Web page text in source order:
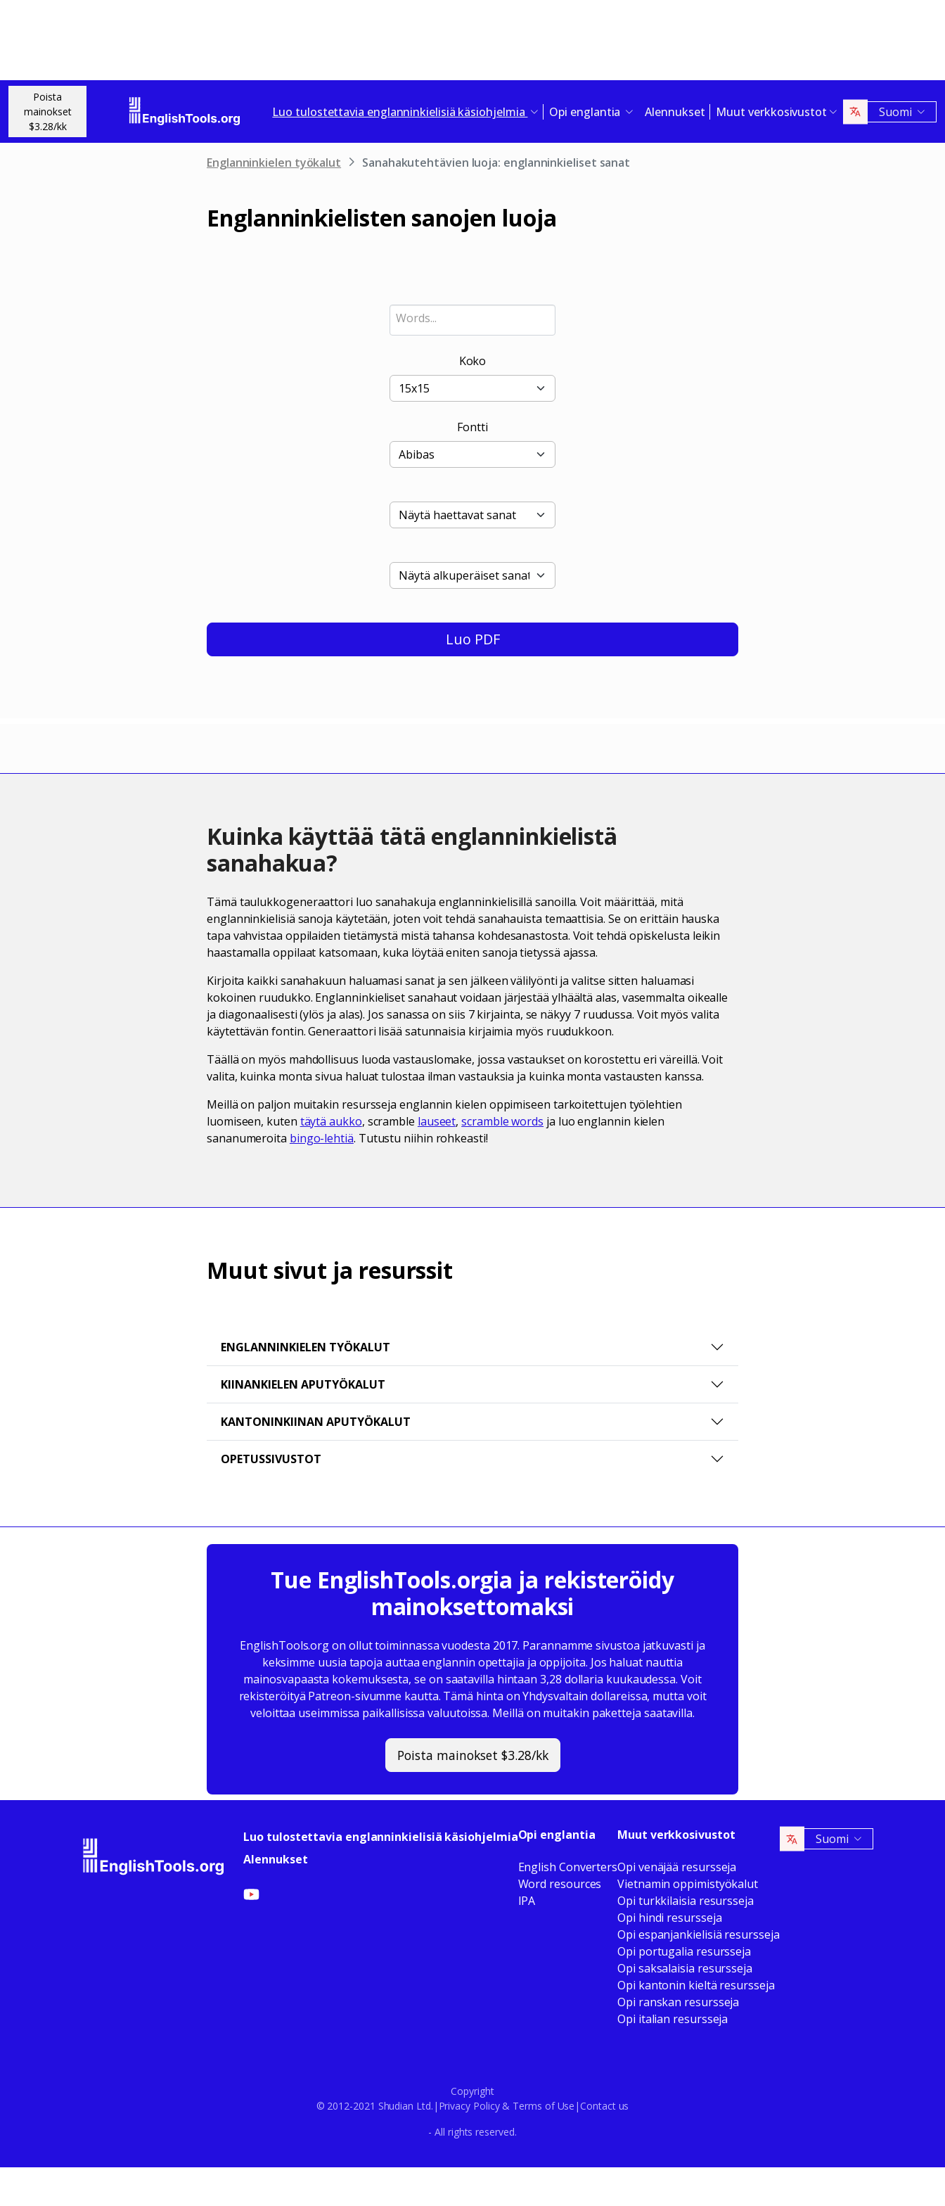
Poista
mainokset
$3.28/kk
Luo tulostettavia englanninkielisiä käsiohjelmia Opi englantia Alennukset Muut verkkosivustot Suomi
Englanninkielen työkalut Sanahakutehtävien luoja: englanninkieliset sanat
Englanninkielisten sanojen luoja
Koko
Fontti
Luo PDF
Kuinka käyttää tätä englanninkielistä
sanahakua?
Tämä taulukkogeneraattori luo sanahakuja englanninkielisillä sanoilla. Voit määrittää, mitä
englanninkielisiä sanoja käytetään, joten voit tehdä sanahauista temaattisia. Se on erittäin hauska
tapa vahvistaa oppilaiden tietämystä mistä tahansa kohdesanastosta. Voit tehdä opiskelusta leikin
haastamalla oppilaat katsomaan, kuka löytää eniten sanoja tietyssä ajassa.
Kirjoita kaikki sanahakuun haluamasi sanat ja sen jälkeen välilyönti ja valitse sitten haluamasi
kokoinen ruudukko. Englanninkieliset sanahaut voidaan järjestää ylhäältä alas, vasemmalta oikealle
ja diagonaalisesti (ylös ja alas). Jos sanassa on siis 7 kirjainta, se näkyy 7 ruudussa. Voit myös valita
käytettävän fontin. Generaattori lisää satunnaisia kirjaimia myös ruudukkoon.
Täällä on myös mahdollisuus luoda vastauslomake, jossa vastaukset on korostettu eri väreillä. Voit
valita, kuinka monta sivua haluat tulostaa ilman vastauksia ja kuinka monta vastausten kanssa.
Meillä on paljon muitakin resursseja englannin kielen oppimiseen tarkoitettujen työlehtien
luomiseen, kuten täytä aukko, scramble lauseet,scramble words ja luo englannin kielen
sananumeroita bingo-lehtiä. Tutustu niihin rohkeasti!
Muut sivut ja resurssit
ENGLANNINKIELEN TYÖKALUT
KIINANKIELEN APUTYÖKALUT
KANTONINKIINAN APUTYÖKALUT
OPETUSSIVUSTOT
Tue EnglishTools.orgia ja rekisteröidy
mainoksettomaksi
EnglishTools.org on ollut toiminnassa vuodesta 2017. Parannamme sivustoa jatkuvasti ja
keksimme uusia tapoja auttaa englannin opettajia ja oppijoita. Jos haluat nauttia
mainosvapaasta kokemuksesta, se on saatavilla hintaan 3,28 dollaria kuukaudessa. Voit
rekisteröityä Patreon-sivumme kautta. Tämä hinta on Yhdysvaltain dollareissa, mutta voit
veloittaa useimmissa paikallisissa valuutoissa. Meillä on muitakin paketteja saatavilla.
Poista mainokset $3.28/kk
Luo tulostettavia englanninkielisiä käsiohjelmia
Alennukset
Opi englantia
English Converters
Word resources
IPA
Muut verkkosivustot
Opi venäjää resursseja
Vietnamin oppimistyökalut
Opi turkkilaisia resursseja
Opi hindi resursseja
Opi espanjankielisiä resursseja
Opi portugalia resursseja
Opi saksalaisia resursseja
Opi kantonin kieltä resursseja
Opi ranskan resursseja
Opi italian resursseja
Suomi
Copyright
© 2012-2021 Shudian Ltd.| Privacy Policy& Terms of Use | Contact us
- All rights reserved.